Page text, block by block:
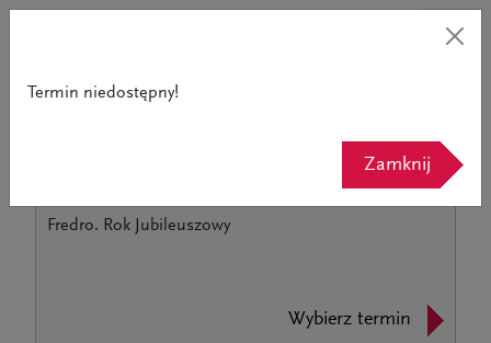
Fredro. Rok Jubileuszowy
Wybierz termin
Termin niedostępny!
Zamknij